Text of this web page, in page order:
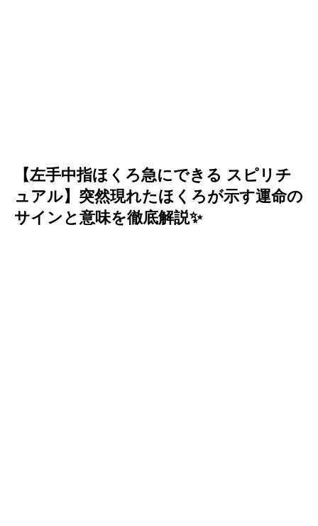
【左手中指ほくろ急にできる スピリチ
ュアル】突然現れたほくろが示す運命の
サインと意味を徹底解説✨